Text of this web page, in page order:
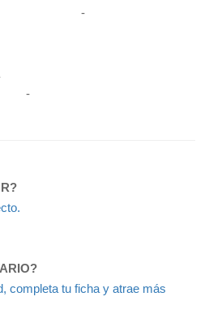
-
-
completa tu ficha y atrae más